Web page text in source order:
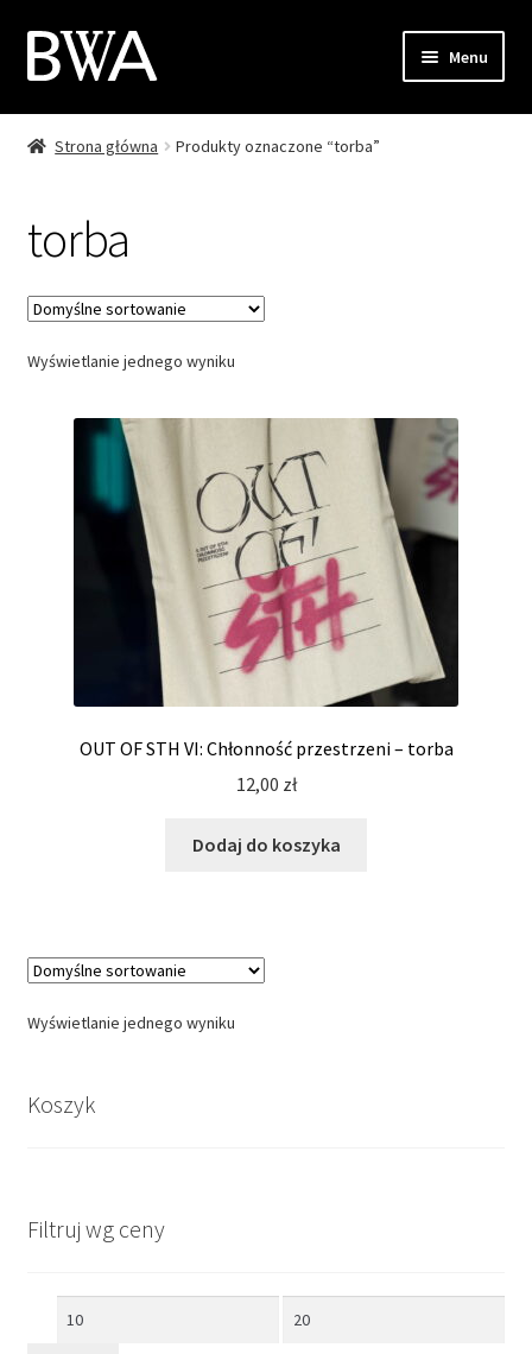
Przejdź
do
Przejdź
do
Menu
SklepStrona główna Produkty oznaczone “torba”
torba
Wyświetlanie jednego wyniku
OUT OF STH VI: Chłonność przestrzeni – torba
12,00 zł
Dodaj do koszyka
Wyświetlanie jednego wyniku
Koszyk
Filtruj wg ceny
Cena
Cena